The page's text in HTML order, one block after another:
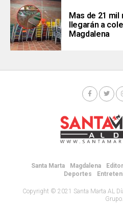
Mas de 21
llegarán a
Magdalena
Santa Marta Magdalena
Deportes
Copyright © 2021 Santa Marta AL
Grupo.